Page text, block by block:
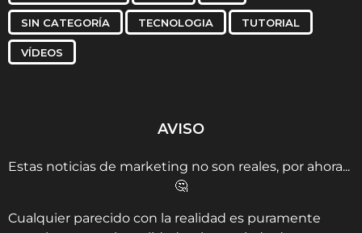
SIN CATEGORÍA TECNOLOGIA TUTORIAL
VÍDEOS
AVISO
Estas noticias de marketing no son reales, por ahora...
🤔
Cualquier parecido con la realidad es puramente